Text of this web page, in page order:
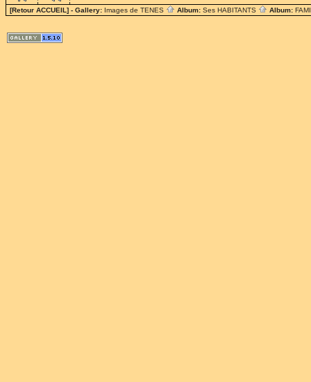
[Retour ACCUEIL] - Gallery: Images de TENES Album: Ses HABITANTS Album: